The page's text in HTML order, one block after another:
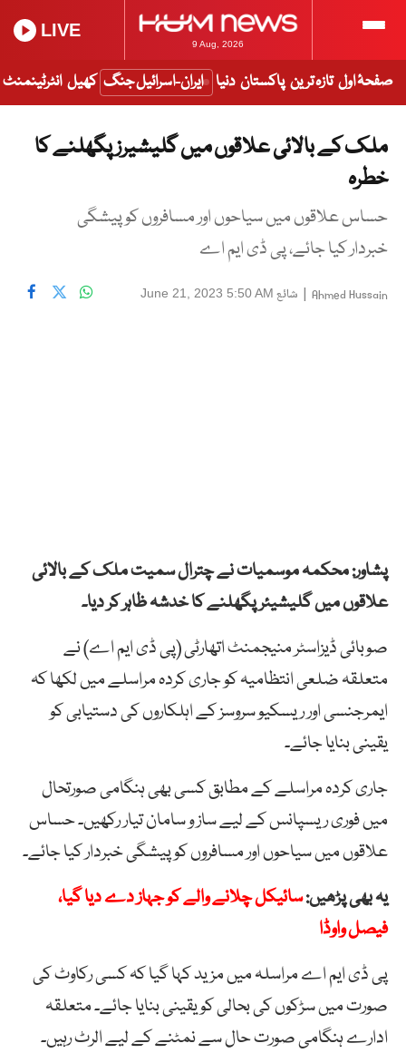
9 Aug, 2026
LIVE
صفحۂ اول تازہ ترین پاکستان دنیا ایران-اسرائیل جنگ کھیل انٹرٹینمنٹ
ملک کے بالائی علاقوں میں گلیشیرز پگھلنے کا
خطرہ
حساس علاقوں میں سیاحوں اور مسافروں کو پیشگی
خبردار کیا جائے، پی ڈی ایم اے
Ahmed Hussain
| شائع June 21, 2023 5:50 AM
پشاور: محکمہ موسمیات نے چترال سمیت ملک کے بالائی
علاقوں میں گلیشیئر پگھلنے کا خدشہ ظاہر کر دیا۔
صوبائی ڈیزاسٹر منیجمنٹ اتھارٹی (پی ڈی ایم اے) نے
متعلقہ ضلعی انتظامیہ کو جاری کردہ مراسلے میں لکھا کہ
ایمرجنسی اور ریسکیو سروسز کے اہلکاروں کی دستیابی کو
یقینی بنایا جائے۔
جاری کردہ مراسلے کے مطابق کسی بھی ہنگامی صورتحال
میں فوری ریسپانس کے لیے ساز و سامان تیار رکھیں۔ حساس
علاقوں میں سیاحوں اور مسافروں کو پیشگی خبردار کیا جائے۔
یہ بھی پڑھیں:سائیکل چلانے والے کو جہاز دے دیا گیا،
فیصل واوڈا
پی ڈی ایم اے مراسلہ میں مزید کہا گیا کہ کسی رکاوٹ کی
صورت میں سڑکوں کی بحالی کو یقینی بنایا جائے۔ متعلقہ
ادارے ہنگامی صورت حال سے نمٹنے کے لیے الرٹ رہیں۔